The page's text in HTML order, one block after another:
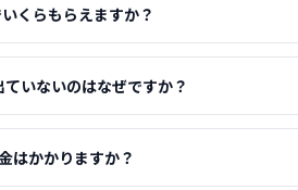
くらもらえますか？
いないのはなぜですか？
はかかりますか？